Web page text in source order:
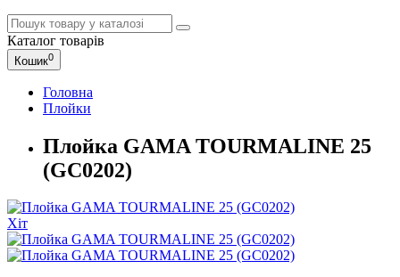
Каталог товарів
Кошик0
Головна
Плойки
Плойка GAMA TOURMALINE 25
(GC0202)
Хіт